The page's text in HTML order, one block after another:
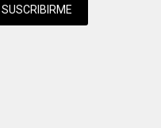
SUSCRIBIRME